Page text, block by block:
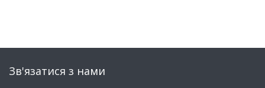
Зв'язатися з нами